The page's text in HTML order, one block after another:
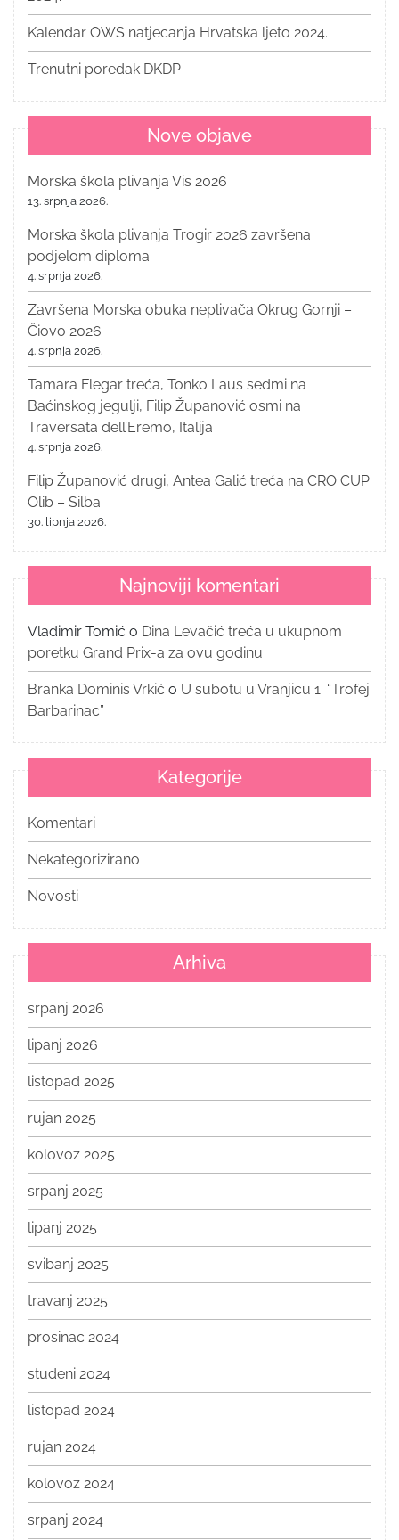
Kalendar OWS natjecanja Hrvatska ljeto 2024.
Trenutni poredak DKDP
Nove objave
Morska škola plivanja Vis 2026
13. srpnja 2026.
Morska škola plivanja Trogir 2026 završena
podjelom diploma
4. srpnja 2026.
Završena Morska obuka neplivača Okrug Gornji –
Čiovo 2026
4. srpnja 2026.
Tamara Flegar treća, Tonko Laus sedmi na
Baćinskog jegulji, Filip Županović osmi na
Traversata dell’Eremo, Italija
4. srpnja 2026.
Filip Županović drugi, Antea Galić treća na CRO CUP
Olib – Silba
30. lipnja 2026.
Najnoviji komentari
Vladimir Tomić o Dina Levačić treća u ukupnom
poretku Grand Prix-a za ovu godinu
Branka Dominis Vrkić o U subotu u Vranjicu 1. “Trofej
Barbarinac”
Kategorije
Komentari
Nekategorizirano
Novosti
Arhiva
srpanj 2026
lipanj 2026
listopad 2025
rujan 2025
kolovoz 2025
srpanj 2025
lipanj 2025
svibanj 2025
travanj 2025
prosinac 2024
studeni 2024
listopad 2024
rujan 2024
kolovoz 2024
srpanj 2024